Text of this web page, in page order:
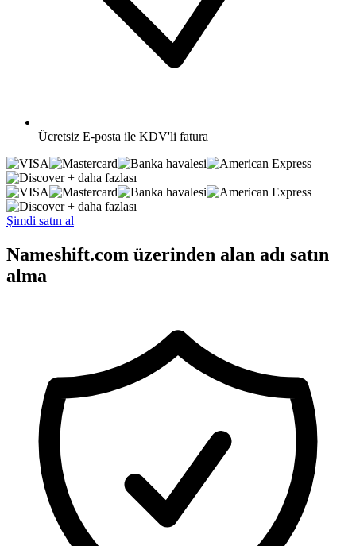
Ücretsiz E-posta ile KDV'li fatura
+ daha fazlası
+ daha fazlası
Şimdi satın al
Nameshift.com üzerinden alan adı satın
alma